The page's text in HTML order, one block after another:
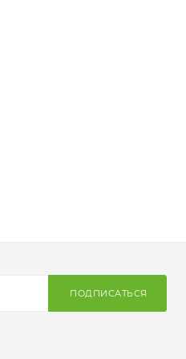
ПОДПИСАТЬСЯ